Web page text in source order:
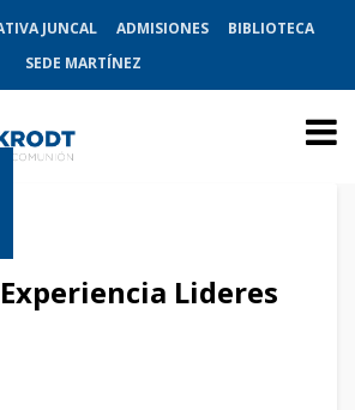
JUNCAL ADMISIONES
BIBLIOTECA
SEDE MARTÍNEZ
Lideres